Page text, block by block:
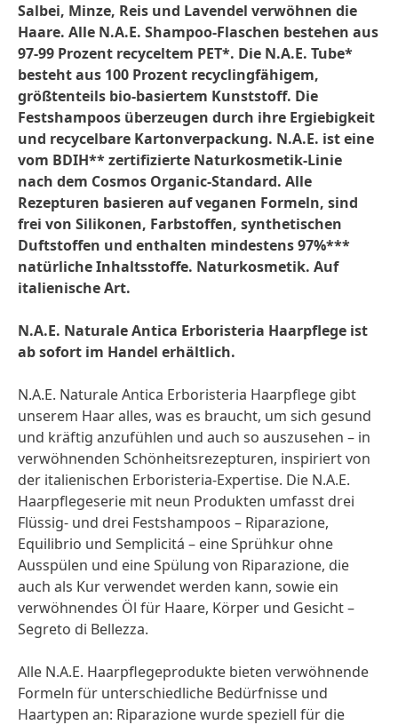
Salbei, Minze, Reis und Lavendel verwöhnen die
Haare. Alle N.A.E. Shampoo-Flaschen bestehen aus
97-99 Prozent recyceltem PET*. Die N.A.E. Tube*
besteht aus 100 Prozent recyclingfähigem,
größtenteils bio-basiertem Kunststoff. Die
Festshampoos überzeugen durch ihre Ergiebigkeit
und recycelbare Kartonverpackung. N.A.E. ist eine
vom BDIH** zertifizierte Naturkosmetik-Linie
nach dem Cosmos Organic-Standard. Alle
Rezepturen basieren auf veganen Formeln, sind
frei von Silikonen, Farbstoffen, synthetischen
Duftstoffen und enthalten mindestens 97%***
natürliche Inhaltsstoffe. Naturkosmetik. Auf
italienische Art.
N.A.E. Naturale Antica Erboristeria Haarpflege ist
ab sofort im Handel erhältlich.
N.A.E. Naturale Antica Erboristeria Haarpflege gibt
unserem Haar alles, was es braucht, um sich gesund
und kräftig anzufühlen und auch so auszusehen – in
verwöhnenden Schönheitsrezepturen, inspiriert von
der italienischen Erboristeria-Expertise. Die N.A.E.
Haarpflegeserie mit neun Produkten umfasst drei
Flüssig- und drei Festshampoos – Riparazione,
Equilibrio und Semplicitá – eine Sprühkur ohne
Ausspülen und eine Spülung von Riparazione, die
auch als Kur verwendet werden kann, sowie ein
verwöhnendes Öl für Haare, Körper und Gesicht –
Segreto di Bellezza.
Alle N.A.E. Haarpflegeprodukte bieten verwöhnende
Formeln für unterschiedliche Bedürfnisse und
Haartypen an: Riparazione wurde speziell für die